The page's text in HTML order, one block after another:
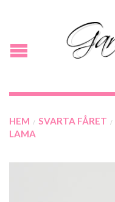
HEM / SVARTA FÅRET /
LAMA